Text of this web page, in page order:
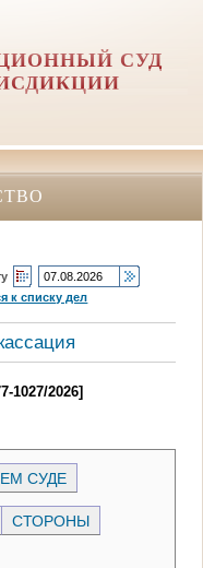
СУД
к списку дел
1027/2026]
СУДЕ
СТОРОНЫ